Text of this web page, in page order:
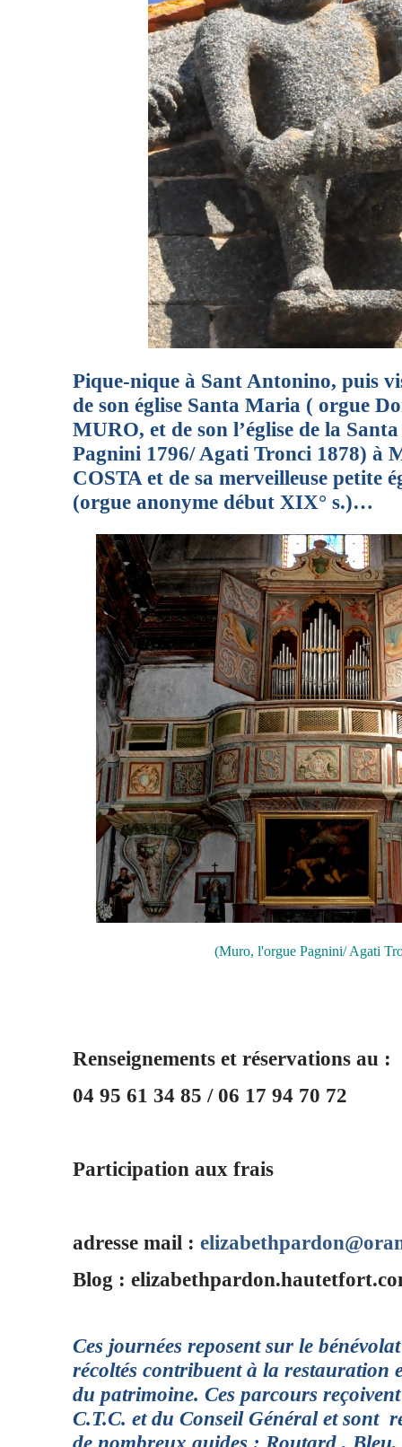
Pique-nique à Sant Antonino, puis
de son église Santa Maria ( orgue
MURO, et de son l’église de la
Pagnini 1796/ Agati Tronci 1878) à
COSTA et de sa merveilleuse petite
(orgue anonyme début XIX° s.)…
(Muro, l'orgue Pagnini/ Agati
Renseignements et réservations au :
04 95 61 34 85 / 06 17 94 70 72
Participation aux frais
adresse mail :
Blog :
Ces journées reposent sur le
récoltés contribuent à la restauration
du patrimoine. Ces parcours
C.T.C. et du Conseil Général et sont